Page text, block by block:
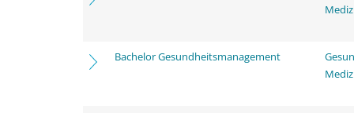
Bachelor Gesundheitsmanagement